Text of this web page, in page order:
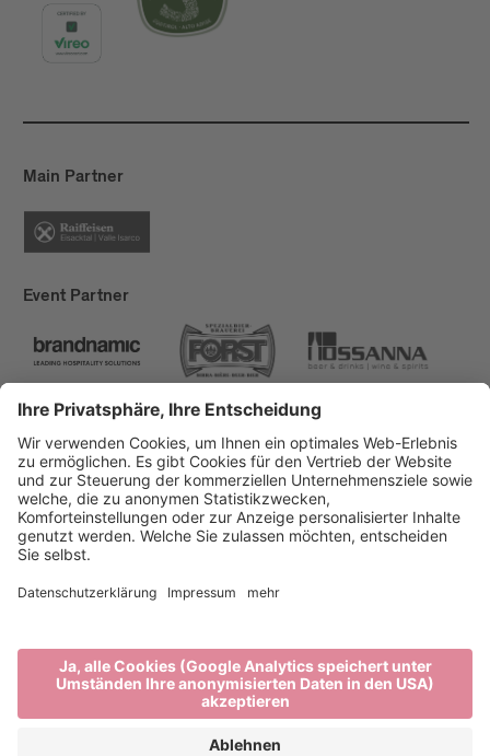
Main Partner
Event Partner
Brixen Tourismus
Privacy
Impressum
Förderungen
produced by